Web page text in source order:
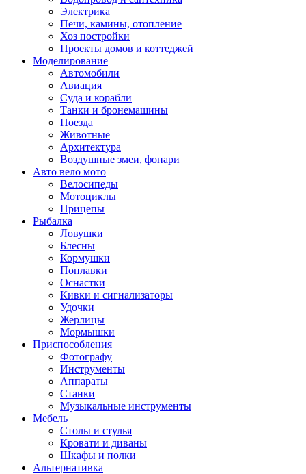
Электрика
Печи, камины, отопление
Хоз постройки
Проекты домов и коттеджей
Моделирование
Автомобили
Авиация
Суда и корабли
Танки и бронемашины
Поезда
Животные
Архитектура
Воздушные змеи, фонари
Авто вело мото
Велосипеды
Мотоциклы
Прицепы
Рыбалка
Ловушки
Блесны
Кормушки
Поплавки
Оснастки
Кивки и сигнализаторы
Удочки
Жерлицы
Мормышки
Приспособления
Фотографу
Инструменты
Аппараты
Станки
Музыкальные инструменты
Мебель
Столы и стулья
Кровати и диваны
Шкафы и полки
Альтернативка